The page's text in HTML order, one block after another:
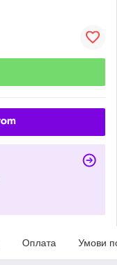
Оплата Умови